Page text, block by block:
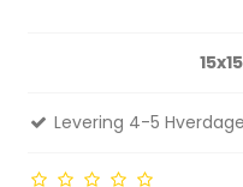
Levering 4-5 Hverdage